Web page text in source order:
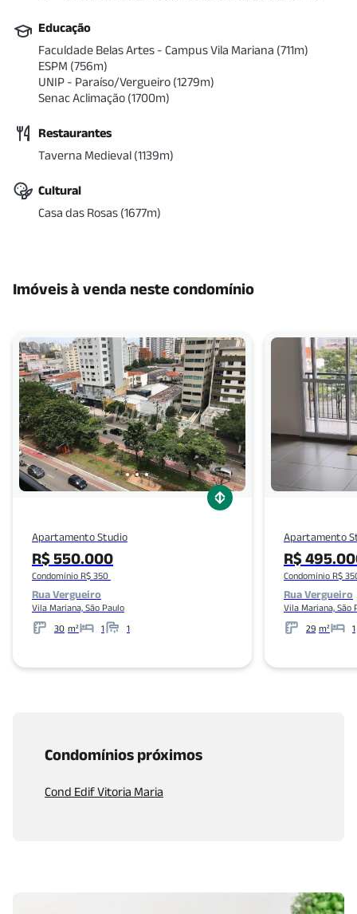
Educação
Faculdade Belas Artes - Campus Vila Mariana (711m)
ESPM (756m)
UNIP - Paraíso/Vergueiro (1279m)
Senac Aclimação (1700m)
Restaurantes
Taverna Medieval (1139m)
Cultural
Casa das Rosas (1677m)
Imóveis à venda neste condomínio
ApartamentoStudio
R$ 550.000
Condomínio R$ 350
Rua Vergueiro
Vila Mariana, São Paulo
30 m²
Metros 1 1
Banheiros
Apartamento
R$
Condomínio R$
Rua Vergueiro
Vila Mariana, São
29 m²
Metros 1
Condomínios próximos
Cond Edif Vitoria Maria